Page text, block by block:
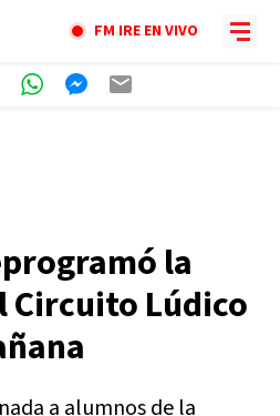
FM IRE EN VIVO
la
Lúdico
a alumnos de la